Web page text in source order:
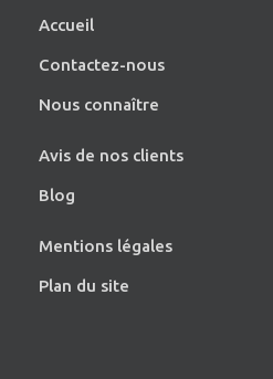
Accueil
Contactez-nous
Nous connaître
Avis de nos clients
Blog
Mentions légales
Plan du site